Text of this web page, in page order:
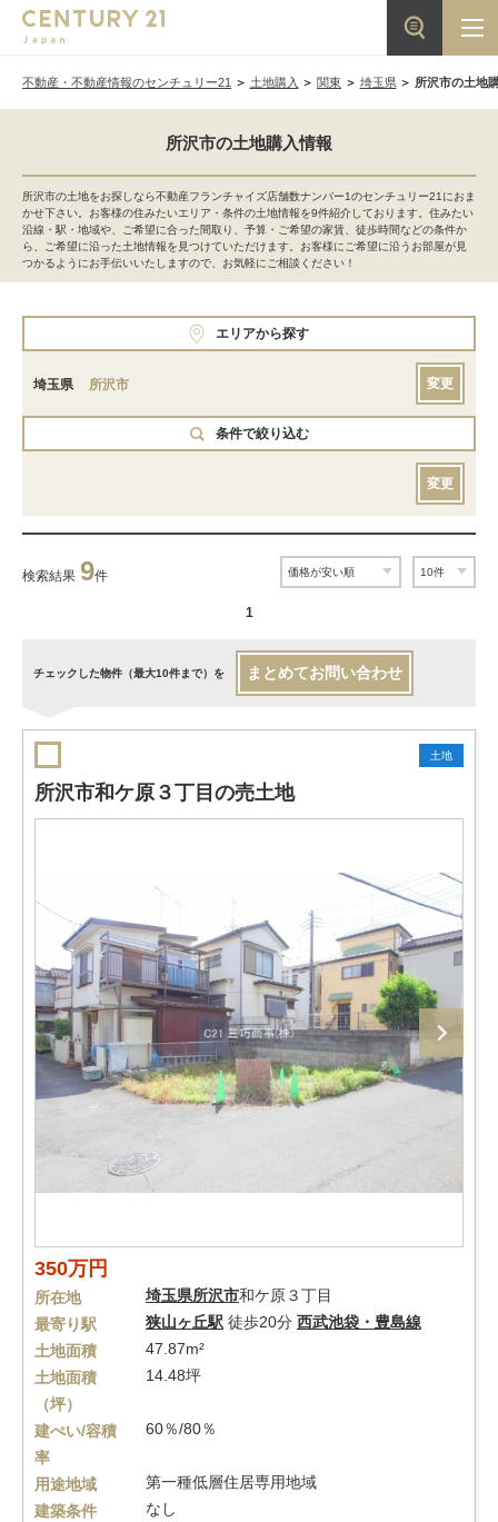
不動産・不動産情報のセンチュリー21 土地購入 関東 埼玉県 所沢市の土地
所沢市の土地購入情報
所沢市の土地をお探しなら不動産フランチャイズ店舗数ナンバー1のセンチュリー21におま
かせ下さい。お客様の住みたいエリア・条件の土地情報を9件紹介しております。住みたい
沿線・駅・地域や、ご希望に合った間取り、予算・ご希望の家賃、徒歩時間などの条件か
ら、ご希望に沿った土地情報を見つけていただけます。お客様にご希望に沿うお部屋が見
つかるようにお手伝いいたしますので、お気軽にご相談ください！
エリアから探す
埼玉県 所沢市 変更
条件で絞り込む
変更
検索結果 9件
1
チェックした物件（最大10件まで）を まとめてお問い合わせ
土地
所沢市和ケ原３丁目の売土地
350万円
所在地 埼玉県所沢市和ケ原３丁目
最寄り駅
狭山ヶ丘駅 徒歩20分 西武池袋・豊島線
土地面積
47.87m²
土地面積
（坪）
14.48坪
建ぺい/容積
率
60％/80％
用途地域
第一種低層住居専用地域
建築条件
なし